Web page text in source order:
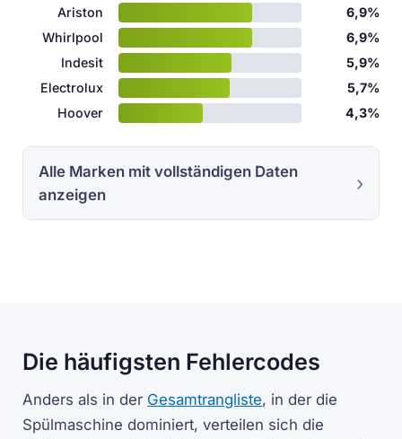
Ariston
6,9%
Whirlpool
6,9%
Indesit
5,9%
Electrolux
5,7%
Hoover
4,3%
Alle Marken mit vollständigen Daten
anzeigen
Die häufigsten Fehlercodes
Anders als in der Gesamtrangliste, in der die
Spülmaschine dominiert, verteilen sich die